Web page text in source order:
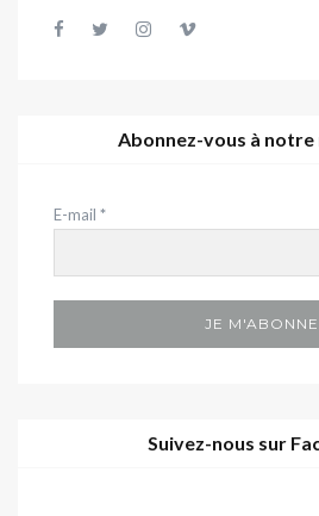
Abonnez-vous à
E-mail *
Suivez-nous sur